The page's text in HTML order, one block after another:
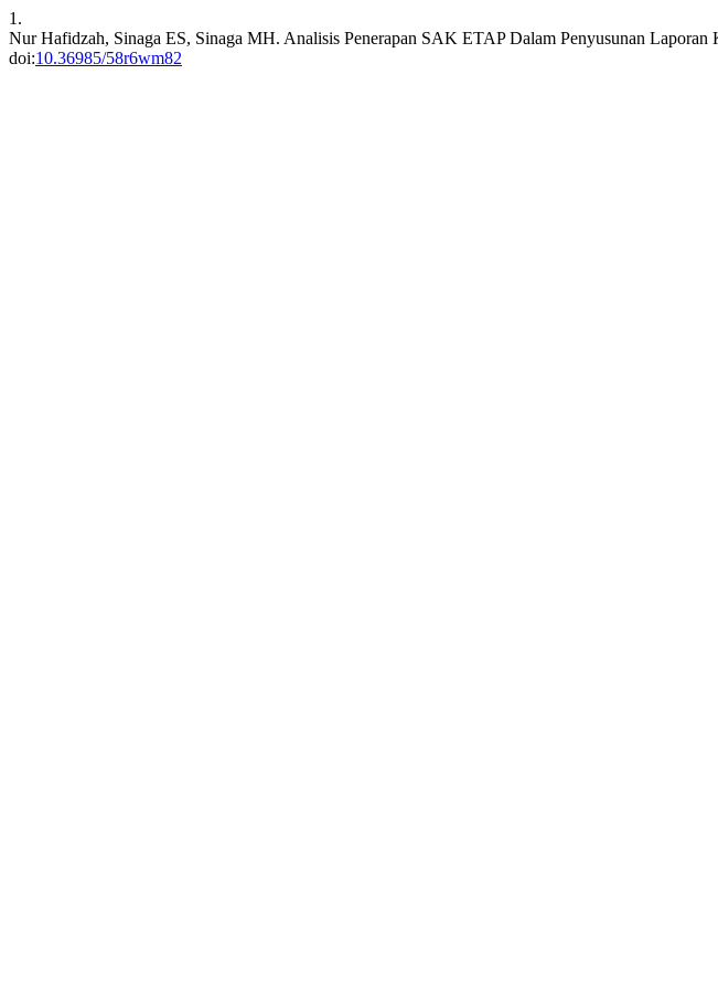
1.
Nur Hafidzah, Sinaga ES, Sinaga MH. Analisis Penerapan SAK ETAP Dalam Penyusunan
doi:10.36985/58r6wm82